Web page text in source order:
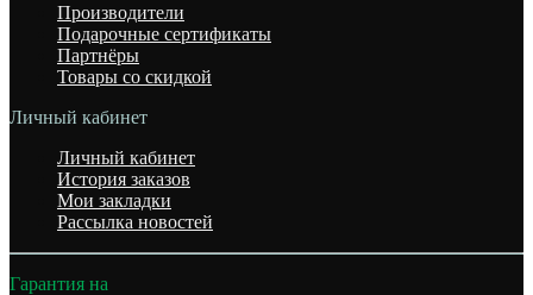
Производители
Подарочные сертификаты
Партнёры
Товары со скидкой
Личный кабинет
Личный кабинет
История заказов
Мои закладки
Рассылка новостей
Гарантия на